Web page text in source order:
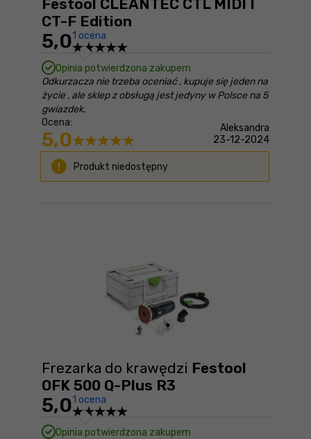
Festool CLEANTEC CTL MIDI I
CT-F Edition
5,01 ocena
Opinia potwierdzona zakupem
Odkurzacza nie trzeba oceniać , kupuje się jeden na
życie , ale sklep z obsługą jest jedyny w Polsce na 5
gwiazdek.
Ocena:
5,0
Aleksandra
23-12-2024
Produkt niedostępny
Frezarka do krawędzi Festool
OFK 500 Q-Plus R3
5,01 ocena
Opinia potwierdzona zakupem